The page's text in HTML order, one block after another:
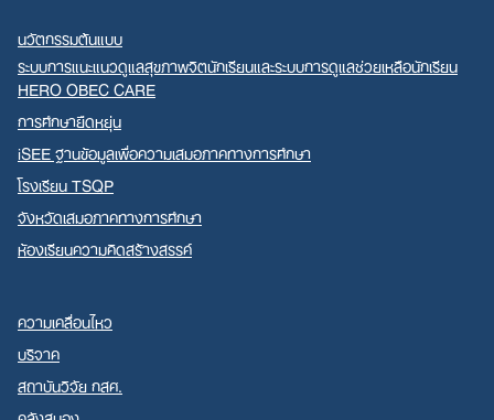
นวัตกรรมต้นแบบ
ระบบการแนะแนวดูแลสุขภาพจิตนักเรียนและระบบการดูแลช่วยเหลือนักเรียน
HERO OBEC CARE
การศึกษายืดหยุ่น
iSEE ฐานข้อมูลเพื่อความเสมอภาคทางการศึกษา
โรงเรียน TSQP
จังหวัดเสมอภาคทางการศึกษา
ห้องเรียนความคิดสร้างสรรค์
ความเคลื่อนไหว
บริจาค
สถาบันวิจัย กสศ.